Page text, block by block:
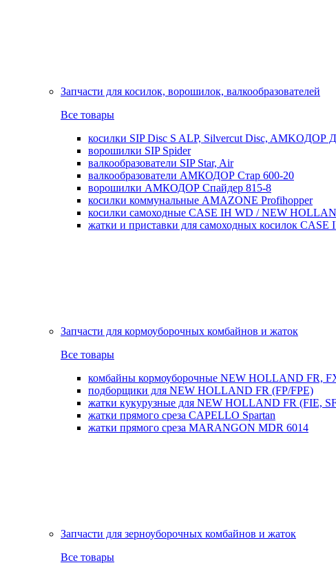
Запчасти для косилок, ворошилок, валкообразователей
Все товары
косилки SIP Disc S ALP, Silvercut Disc, AMKOДОР
ворошилки SIP Spider
валкообразователи SIP Star, Air
валкообразователи АМКОДОР Стар 600-20
ворошилки АМКОДОР Спайдер 815-8
косилки коммунальные AMAZONE Profihopper
косилки самоходные CASE IH WD / NEW
жатки и приставки для самоходных косилок
Запчасти для кормоуборочных комбайнов и жаток
Все товары
комбайны кормоуборочные NEW HOLLAND FR,
подборщики для NEW HOLLAND FR (FP/FPE)
жатки кукурузные для NEW HOLLAND FR (FIE,
жатки прямого среза CAPELLO Spartan
жатки прямого среза MARANGON MDR 6014
Запчасти для зерноуборочных комбайнов и жаток
Все товары